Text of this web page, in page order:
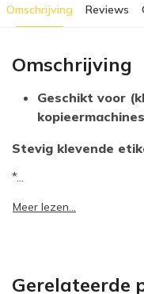
Omschrijving Reviews
Omschrijving
Geschikt voor
kopieermachines
Stevig klevende
*...
Meer lezen...
Gerelateerde